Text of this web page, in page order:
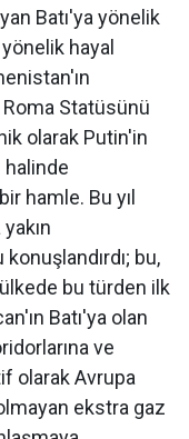
Batı'ya yönelik
hayal
Statüsünü
olarak Putin'in
halinde
hamle. Bu yıl
bu,
bu türden ilk
Batı'ya olan
ve
olarak Avrupa
ekstra gaz